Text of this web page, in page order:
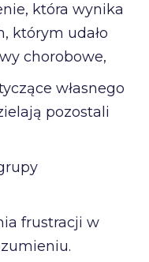
która wynika
którym udało
chorobowe,
własnego
pozostali
frustracji w